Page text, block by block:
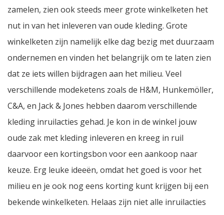
zamelen, zien ook steeds meer grote winkelketen het
nut in van het inleveren van oude kleding. Grote
winkelketen zijn namelijk elke dag bezig met duurzaam
ondernemen en vinden het belangrijk om te laten zien
dat ze iets willen bijdragen aan het milieu. Veel
verschillende modeketens zoals de H&M, Hunkemöller,
C&A, en Jack & Jones hebben daarom verschillende
kleding inruilacties gehad. Je kon in de winkel jouw
oude zak met kleding inleveren en kreeg in ruil
daarvoor een kortingsbon voor een aankoop naar
keuze. Erg leuke ideeën, omdat het goed is voor het
milieu en je ook nog eens korting kunt krijgen bij een
bekende winkelketen. Helaas zijn niet alle inruilacties